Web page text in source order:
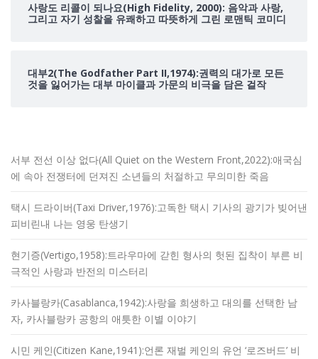
사랑도 리콜이 되나요(High Fidelity, 2000): 음악과 사랑,
그리고 자기 성찰을 유쾌하고 따뜻하게 그린 로맨틱 코미디
대부2(The Godfather Part II,1974):권력의 대가로 모든
것을 잃어가는 대부 마이클과 가문의 비극을 담은 걸작
서부 전선 이상 없다(All Quiet on the Western Front,2022):애국심
에 속아 전쟁터에 던져진 소년들의 처절하고 무의미한 죽음
택시 드라이버(Taxi Driver,1976):고독한 택시 기사의 광기가 빚어낸
피비린내 나는 영웅 탄생기
현기증(Vertigo,1958):트라우마에 갇힌 형사의 헛된 집착이 부른 비
극적인 사랑과 반전의 미스터리
카사블랑카(Casablanca,1942):사랑을 희생하고 대의를 선택한 남
자, 카사블랑카 공항의 애틋한 이별 이야기
시민 케인(Citizen Kane,1941):언론 재벌 케인의 유언 ‘로즈버드’ 비